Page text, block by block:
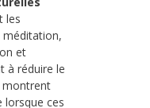
les
méditation,
et
à réduire le
montrent
lorsque ces